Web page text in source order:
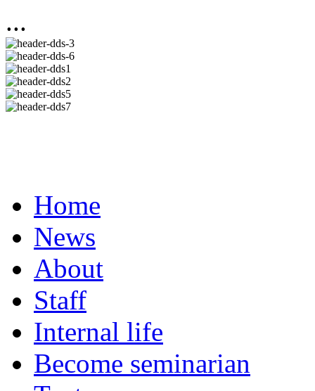
...
Home
News
About
Staff
Internal life
Become seminarian